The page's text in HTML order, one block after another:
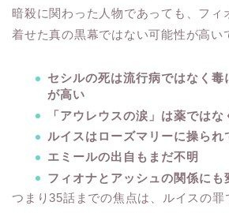
暗殺に関わった人物であっても、フィ
着せた真の黒幕ではない可能性が高い
セシルの死は流行病ではなく毒
が高い
「アウレウスの涙」は薬ではな
ルイスはローズマリーに操られ
エミールの出自もまだ不明
フィオナとアッシュの関係にも
つまり35話までの焦点は、ルイスの罪